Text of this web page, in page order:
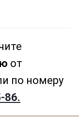
от
по номеру
86.